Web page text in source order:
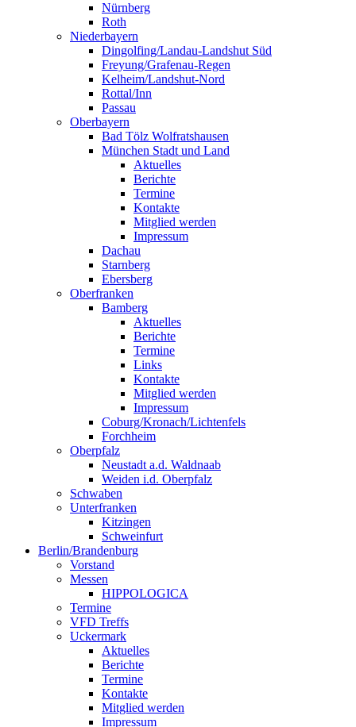
Nürnberg
Roth
Niederbayern
Dingolfing/Landau-Landshut Süd
Freyung/Grafenau-Regen
Kelheim/Landshut-Nord
Rottal/Inn
Passau
Oberbayern
Bad Tölz Wolfratshausen
München Stadt und Land
Aktuelles
Berichte
Termine
Kontakte
Mitglied werden
Impressum
Dachau
Starnberg
Ebersberg
Oberfranken
Bamberg
Aktuelles
Berichte
Termine
Links
Kontakte
Mitglied werden
Impressum
Coburg/Kronach/Lichtenfels
Forchheim
Oberpfalz
Neustadt a.d. Waldnaab
Weiden i.d. Oberpfalz
Schwaben
Unterfranken
Kitzingen
Schweinfurt
Berlin/Brandenburg
Vorstand
Messen
HIPPOLOGICA
Termine
VFD Treffs
Uckermark
Aktuelles
Berichte
Termine
Kontakte
Mitglied werden
Impressum